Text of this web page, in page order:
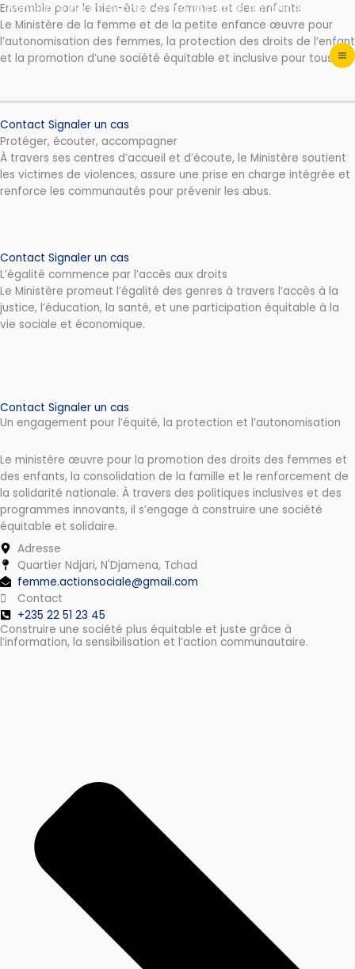
Aller
au
contenu
de la femme et de la petite enfance
Ensemble pour le bien-être des femmes et des enfants
Le Ministère de la femme et de la petite enfance œuvre pour
l’autonomisation des femmes, la protection des droits de l’enfant
et la promotion d’une société équitable et inclusive pour tous.
Contact Signaler un cas
Protéger, écouter, accompagner
À travers ses centres d’accueil et d’écoute, le Ministère soutient
les victimes de violences, assure une prise en charge intégrée et
renforce les communautés pour prévenir les abus.
Contact Signaler un cas
L’égalité commence par l’accès aux droits
Le Ministère promeut l’égalité des genres à travers l’accès à la
justice, l’éducation, la santé, et une participation équitable à la
vie sociale et économique.
Contact Signaler un cas
Un engagement pour l’équité, la protection et l’autonomisation
Le ministère œuvre pour la promotion des droits des femmes et
des enfants, la consolidation de la famille et le renforcement de
la solidarité nationale. À travers des politiques inclusives et des
programmes innovants, il s’engage à construire une société
équitable et solidaire.
Adresse
Quartier Ndjari, N'Djamena, Tchad
femme.actionsociale@gmail.com
Contact
+235 22 51 23 45
Construire une société plus équitable et juste grâce à
l’information, la sensibilisation et l’action communautaire.